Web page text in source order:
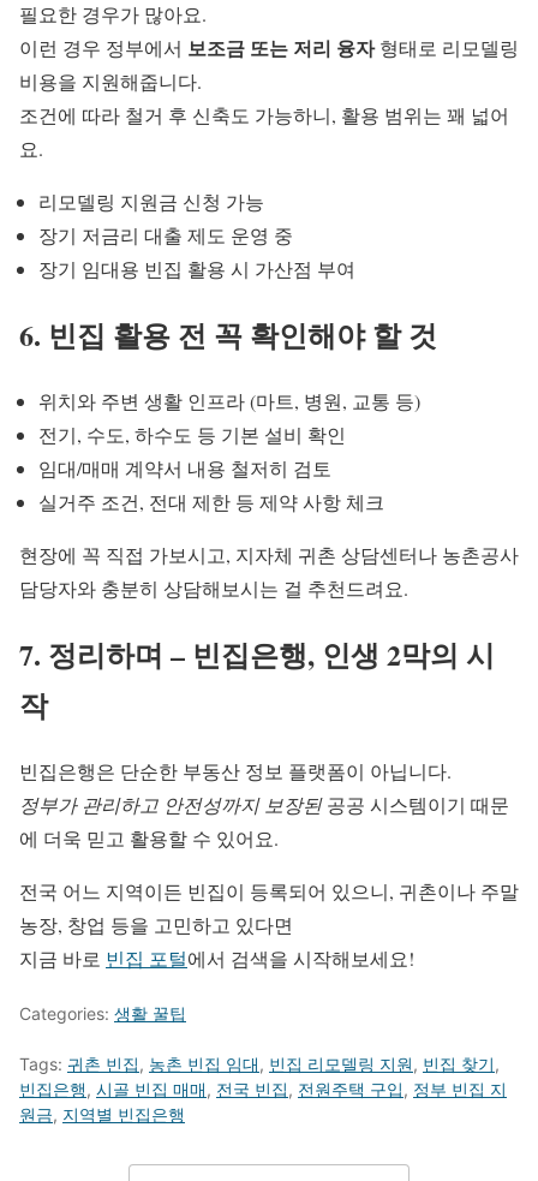
필요한 경우가 많아요.
이런 경우 정부에서 보조금 또는 저리 융자형태로 리모델링
비용을 지원해줍니다.
조건에 따라 철거 후 신축도 가능하니, 활용 범위는 꽤 넓어
요.
리모델링 지원금 신청 가능
장기 저금리 대출 제도 운영 중
장기 임대용 빈집 활용 시 가산점 부여
6. 빈집 활용 전 꼭 확인해야 할 것
위치와 주변 생활 인프라 (마트, 병원, 교통 등)
전기, 수도, 하수도 등 기본 설비 확인
임대/매매 계약서 내용 철저히 검토
실거주 조건, 전대 제한 등 제약 사항 체크
현장에 꼭 직접 가보시고, 지자체 귀촌 상담센터나 농촌공사
담당자와 충분히 상담해보시는 걸 추천드려요.
7. 정리하며 – 빈집은행, 인생 2막의 시
작
빈집은행은 단순한 부동산 정보 플랫폼이 아닙니다.
정부가 관리하고 안전성까지 보장된공공 시스템이기 때문
에 더욱 믿고 활용할 수 있어요.
전국 어느 지역이든 빈집이 등록되어 있으니, 귀촌이나 주말
농장, 창업 등을 고민하고 있다면
지금 바로 빈집 포털에서 검색을 시작해보세요!
Categories: 생활 꿀팁
Tags: 귀촌 빈집, 농촌 빈집 임대, 빈집 리모델링 지원, 빈집 찾기,
빈집은행, 시골 빈집 매매, 전국 빈집, 전원주택 구입, 정부 빈집 지
원금, 지역별 빈집은행